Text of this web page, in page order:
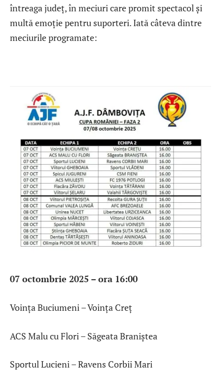
întreaga județ, în meciuri care promit spectacol și
multă emoție pentru suporteri. Iată câteva dintre
meciurile programate:
07 octombrie 2025 – ora 16:00
Voința Buciumeni – Voința Creț
ACS Malu cu Flori – Săgeata Braniștea
Sportul Lucieni – Ravens Corbii Mari